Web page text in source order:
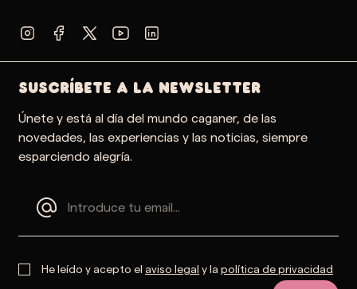
SUSCRÍBETE A LA NEWSLETTER
Únete y está al día del mundo caganer, de las
novedades, las experiencias y las noticias, siempre
esparciendo alegría.
He leído y acepto el aviso legal y la política de privacidad